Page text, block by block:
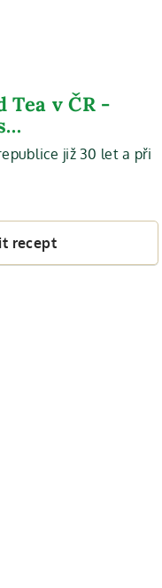
Tea v ČR -
již 30 let a při
recept